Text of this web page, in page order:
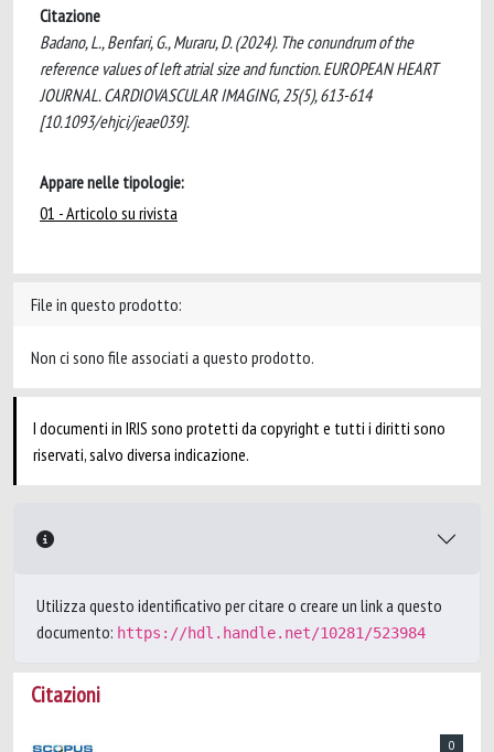
Citazione
Badano, L., Benfari, G., Muraru, D. (2024). The conundrum of the
reference values of left atrial size and function. EUROPEAN HEART
JOURNAL. CARDIOVASCULAR IMAGING, 25(5), 613-614
[10.1093/ehjci/jeae039].
Appare nelle tipologie:
01 - Articolo su rivista
File in questo prodotto:
Non ci sono file associati a questo prodotto.
I documenti in IRIS sono protetti da copyright e tutti i diritti sono
riservati, salvo diversa indicazione.
Utilizza questo identificativo per citare o creare un link a questo
documento: https://hdl.handle.net/10281/523984
Citazioni
0